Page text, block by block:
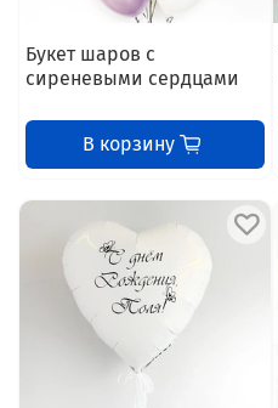
Букет шаров с
сиреневыми сердцами
В корзину